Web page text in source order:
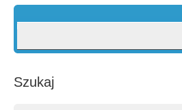
Szukaj